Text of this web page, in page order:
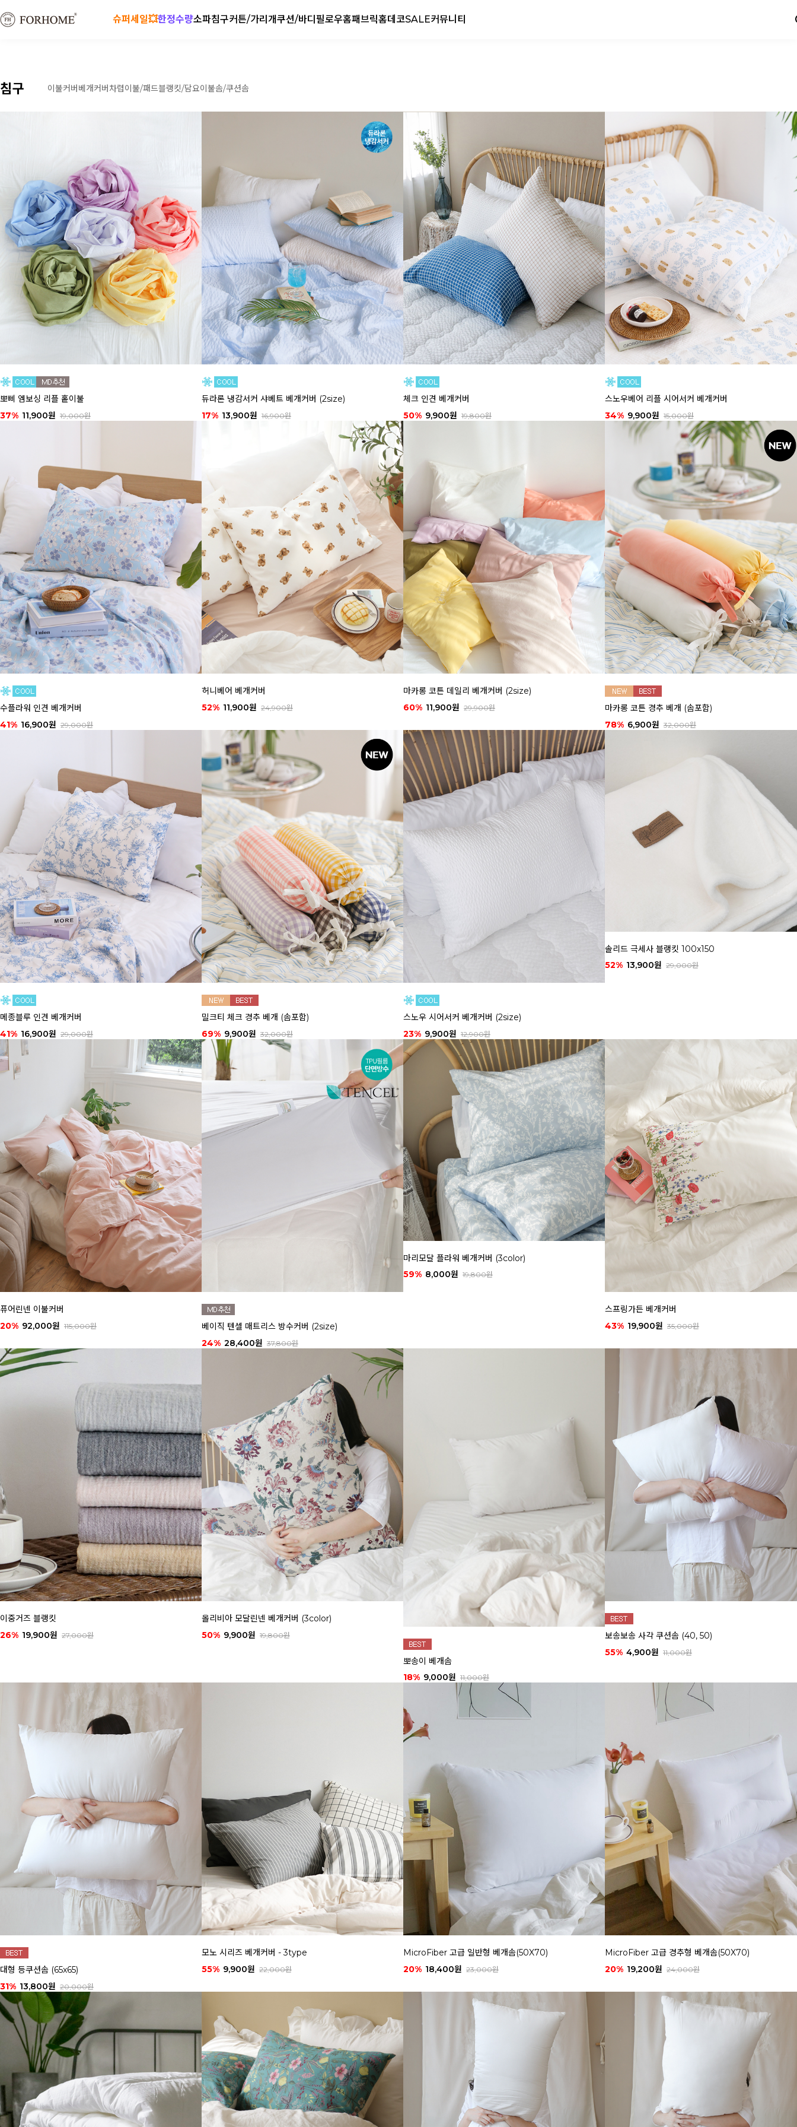
슈퍼세일💥한정수량소파침구커튼/가리개쿠션/바디필로우홈패브릭홈데코SALE커뮤니티
침구 이불커버베개커버차렵이불/패드블랭킷/담요이불솜/쿠션솜
뽀삐 엠보싱 리플 홑이불
37% 11,900원 19,000원
듀라론 냉감서커 샤베트 베개커버 (2size)
17% 13,900원 16,900원
체크 인견 베개커버
50% 9,900원 19,800원
스노우베어 리플 시어서커 베개커버
34% 9,900원 15,000원
수플라워 인견 베개커버
41% 16,900원 29,000원
허니베어 베개커버
52% 11,900원 24,900원
마카롱 코튼 데일리 베개커버 (2size)
60% 11,900원 29,900원
마카롱 코튼 경추 베개 (솜포함)
78% 6,900원 32,000원
메종블루 인견 베개커버
41% 16,900원 29,000원
밀크티 체크 경추 베개 (솜포함)
69% 9,900원 32,000원
스노우 시어서커 베개커버 (2size)
23% 9,900원 12,900원
솔리드 극세사 블랭킷 100x150
52% 13,900원 29,000원
퓨어린넨 이불커버
20% 92,000원 115,000원
베이직 텐셀 매트리스 방수커버 (2size)
24% 28,400원 37,800원
마리모달 플라워 베개커버 (3color)
59% 8,000원 19,800원
스프링가든 베개커버
43% 19,900원 35,000원
이중거즈 블랭킷
26% 19,900원 27,000원
올리비아 모달린넨 베개커버 (3color)
50% 9,900원 19,800원
뽀송이 베개솜
18% 9,000원 11,000원
보송보송 사각 쿠션솜 (40, 50)
55% 4,900원 11,000원
대형 등쿠션솜 (65x65)
31% 13,800원 20,000원
모노 시리즈 베개커버 - 3type
55% 9,900원 22,000원
MicroFiber 고급 일반형 베개솜(50X70)
20% 18,400원 23,000원
MicroFiber 고급 경추형 베개솜(50X70)
20% 19,200원 24,000원